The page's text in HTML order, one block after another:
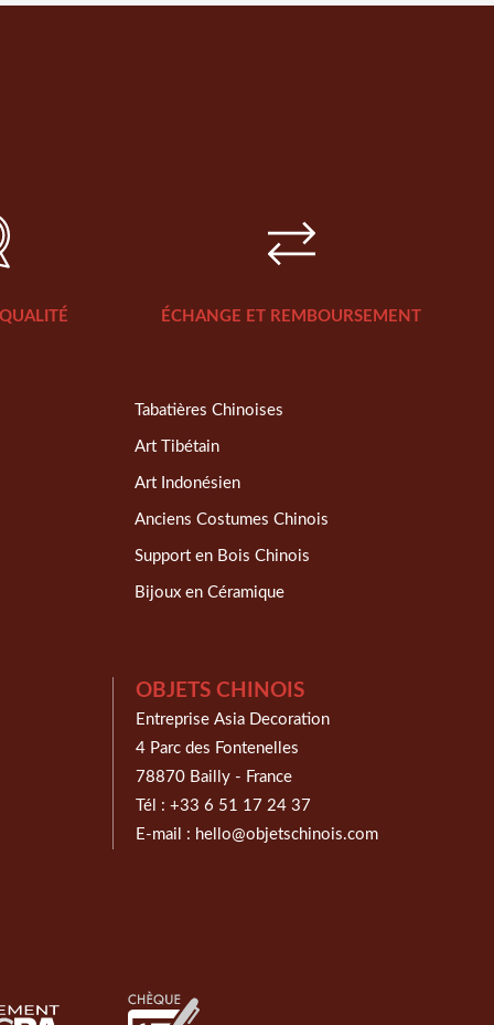
ÉCHANGE ET REMBOURSEMENT
Tabatières Chinoises
Art Tibétain
Art Indonésien
Anciens Costumes Chinois
Support en Bois Chinois
Bijoux en Céramique
OBJETS CHINOIS
Entreprise Asia Decoration
4 Parc des Fontenelles
78870 Bailly - France
Tél : +33 6 51 17 24 37
E-mail : hello@objetschinois.com